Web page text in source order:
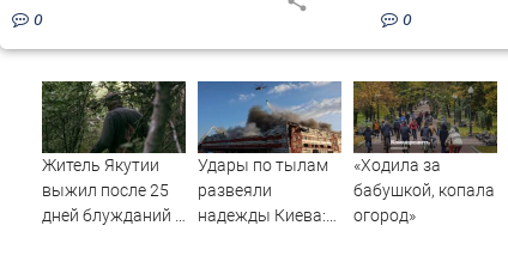
0
0
Житель Якутии
выжил после 25
дней блужданий в
Удары по тылам
развеяли
надежды Киева:
«Ходила за
бабушкой, копала
огород»